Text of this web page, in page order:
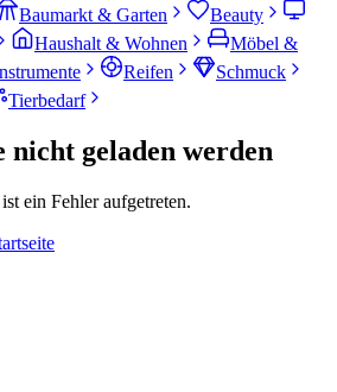
Baumarkt & Garten
Beauty
Haushalt & Wohnen
Möbel &
Reifen
Schmuck
Tierbedarf
geladen werden
ein Fehler aufgetreten.